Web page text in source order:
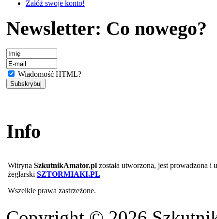
Załóż swoje konto!
Newsletter: Co nowego?
Wiadomość HTML?
Info
Witryna SzkutnikAmator.plzostała utworzona, jest prowadzona i
żeglarski SZTORMIAKI.PL
Wszelkie prawa zastrzeżone.